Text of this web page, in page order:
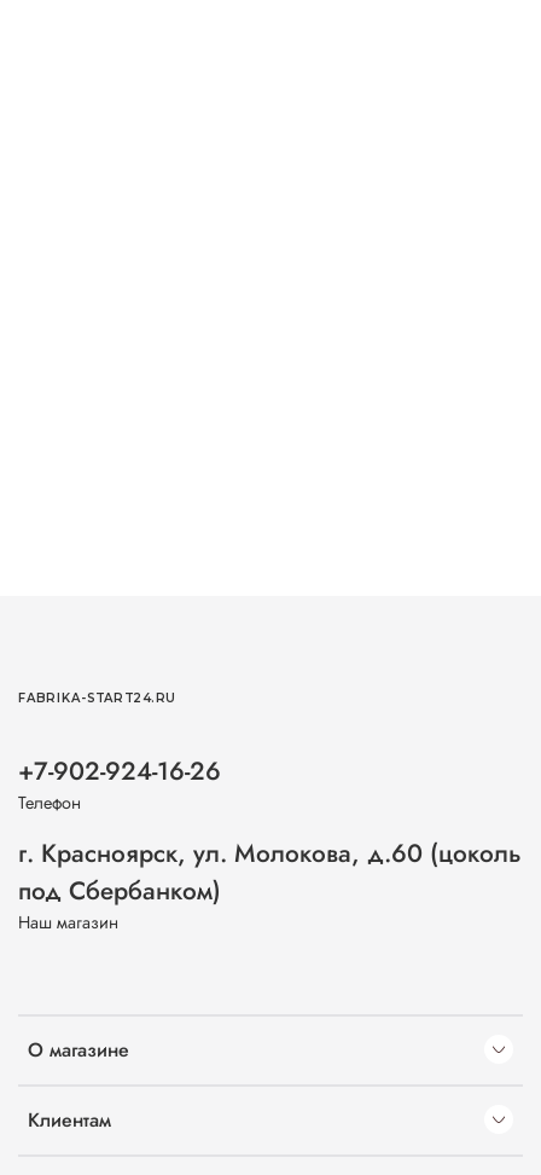
О магазине
Клиентам
FABRIKA-START24.RU
+7-902-924-16-26
Телефон
г. Красноярск, ул. Молокова, д.60 (цоколь
под Сбербанком)
Наш магазин